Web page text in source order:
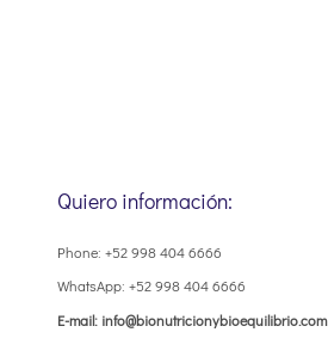
Quiero información:
Phone: +52 998 404 6666
WhatsApp: +52 998 404 6666
E-mail: info@bionutricionybioequilibrio.com